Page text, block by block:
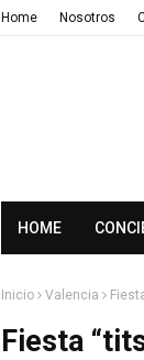
Home Nosotros
HOME
Inicio Valencia
Fiesta